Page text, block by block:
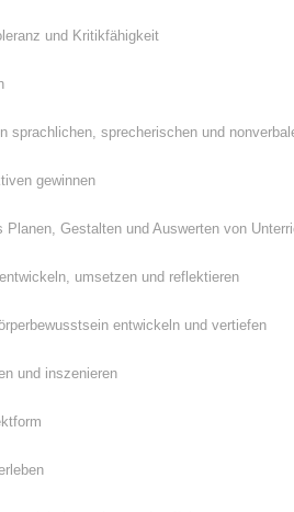
und Kritikfähigkeit
sprachlichen, sprecherischen und
gewinnen
Planen, Gestalten und Auswerten von
umsetzen und reflektieren
entwickeln und vertiefen
und inszenieren